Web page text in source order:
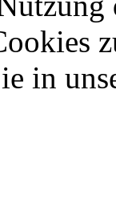
in